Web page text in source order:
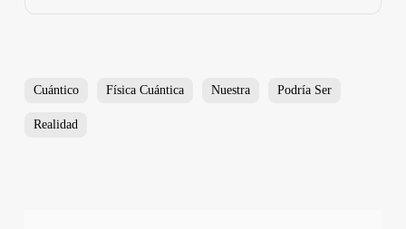
Cuántico Física Cuántica Nuestra Podría Ser
Realidad